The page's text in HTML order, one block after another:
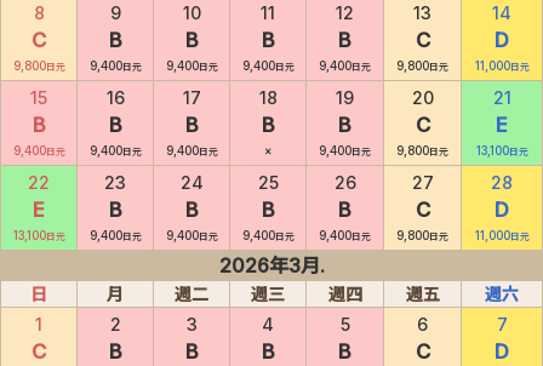
8
C
9,800日元
9
B
9,400日元
10
B
9,400日元
11
B
9,400日元
12
B
9,400日元
13
C
9,800日元
14
D
11,000日元
15
B
9,400日元
16
B
9,400日元
17
B
9,400日元
18
B
×
19
B
9,400日元
20
C
9,800日元
21
E
13,100日元
22
E
13,100日元
23
B
9,400日元
24
B
9,400日元
25
B
9,400日元
26
B
9,400日元
27
C
9,800日元
28
D
11,000日元
2026年3月.
日 月 週二 週三 週四 週五
週六
1
C
2
B
3
B
4
B
5
B
6
C
7
D